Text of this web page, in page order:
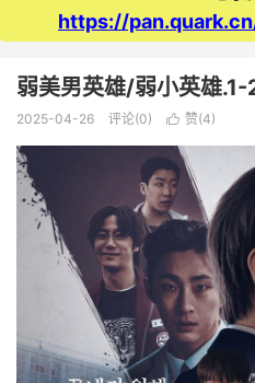
https://
弱美男英雄/弱小英雄
2025-04-26 评论(0)  赞(4)